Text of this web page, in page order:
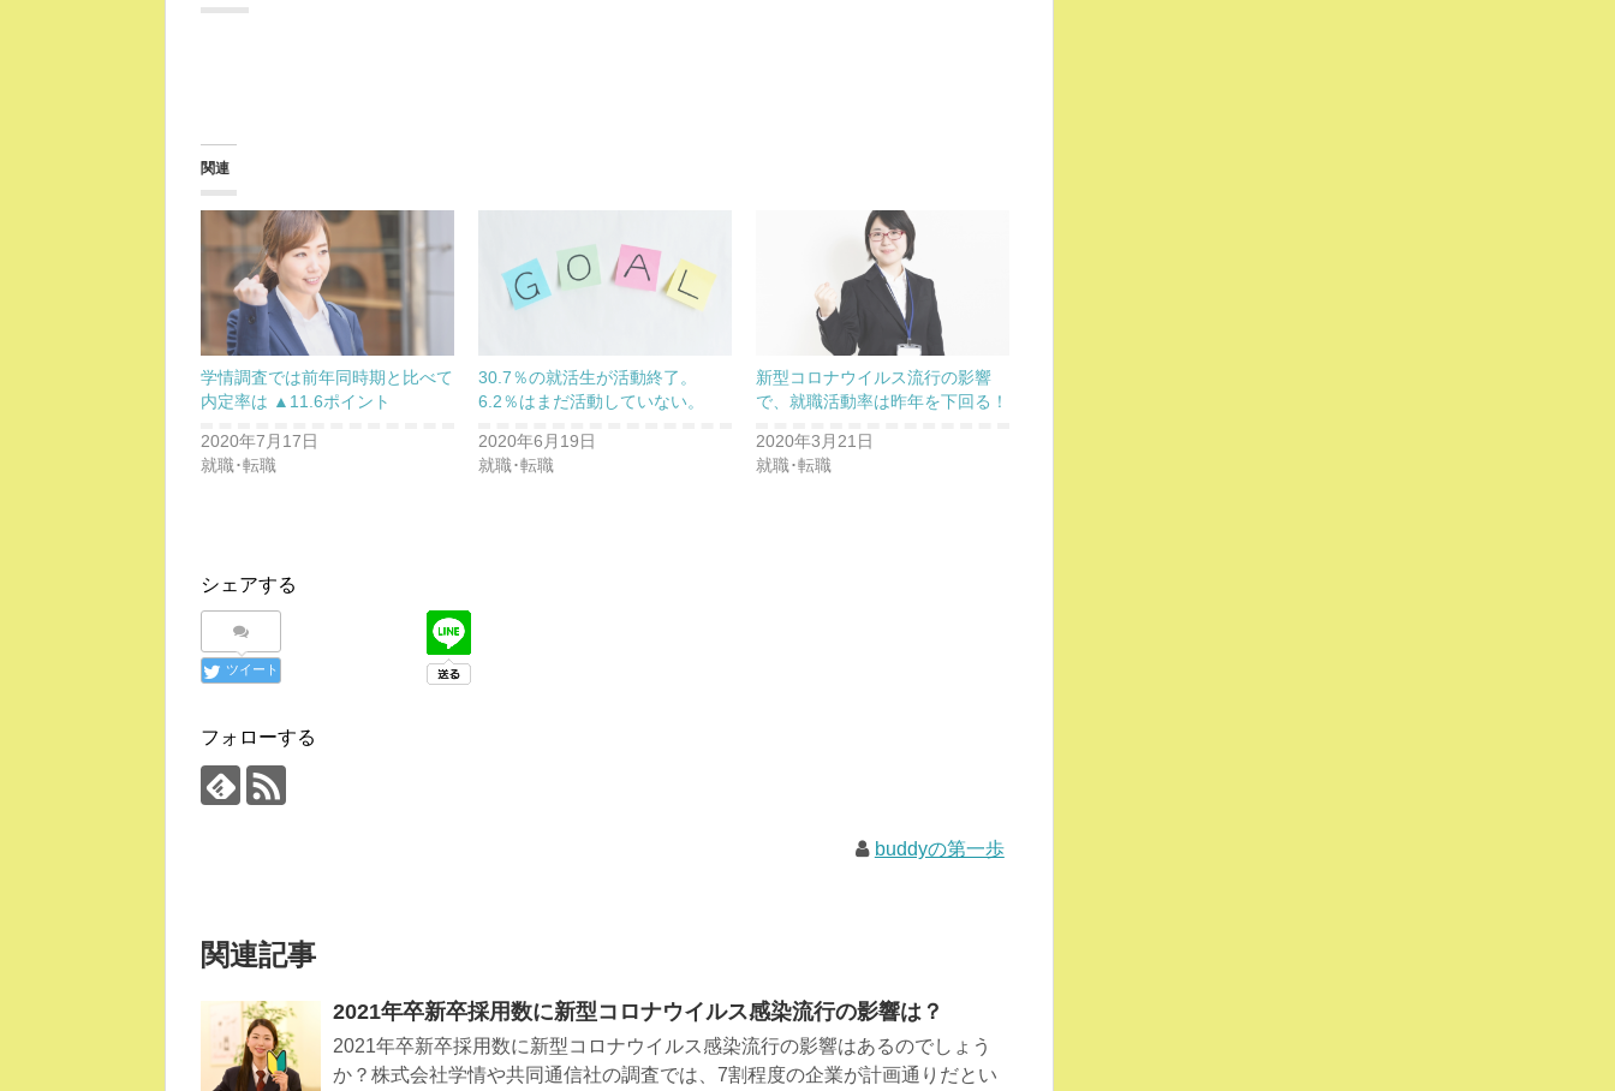
関連
学情調査では前年同時期と比べて
内定率は ▲11.6ポイント
2020年7月17日
就職･転職
30.7％の就活生が活動終了。
6.2％はまだ活動していない。
2020年6月19日
就職･転職
新型コロナウイルス流行の影響
で、就職活動率は昨年を下回る！
2020年3月21日
就職･転職
シェアする
ツイート
フォローする
buddyの第一歩
関連記事
2021年卒新卒採用数に新型コロナウイルス感染流行の影響は？
2021年卒新卒採用数に新型コロナウイルス感染流行の影響はあるのでしょう
か？株式会社学情や共同通信社の調査では、7割程度の企業が計画通りだとい